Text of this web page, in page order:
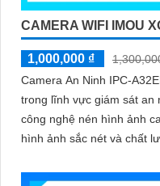
CAMERA WIFI IMOU
1,000,000 ₫
Camera An Ninh IPC-
trong lĩnh vực giám sát an
công nghệ nén hình ảnh
hình ảnh sắc nét và chất